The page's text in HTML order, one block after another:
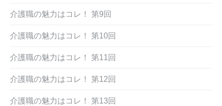
介護職の魅力はコレ！ 第9回
介護職の魅力はコレ！ 第10回
介護職の魅力はコレ！ 第11回
介護職の魅力はコレ！ 第12回
介護職の魅力はコレ！ 第13回